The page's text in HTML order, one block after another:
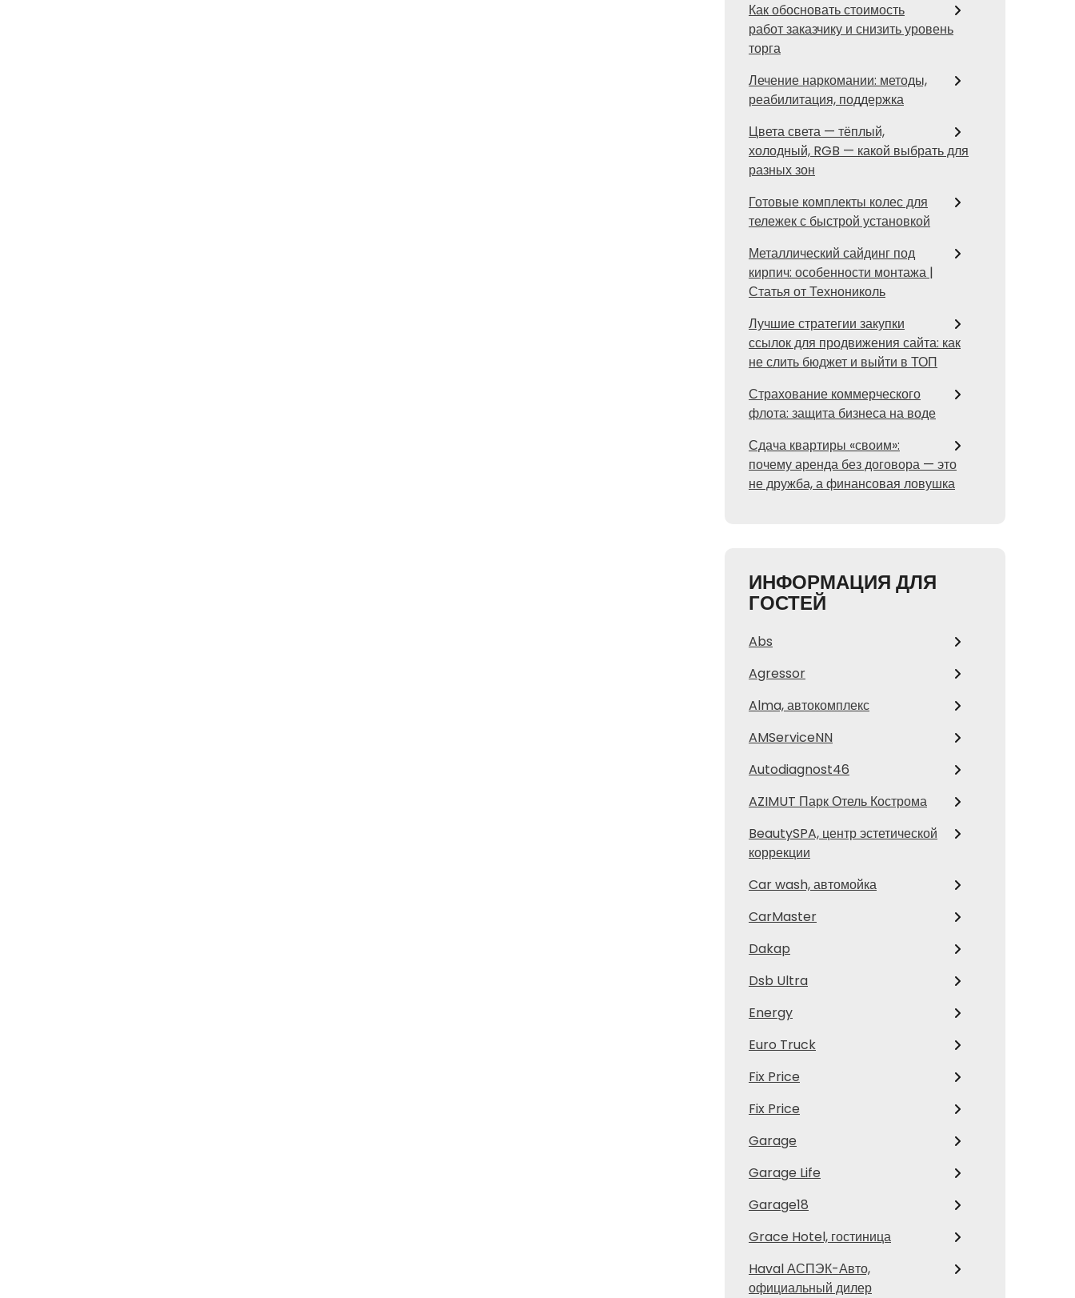
Как обосновать стоимость
работ заказчику и снизить уровень
торга
Лечение наркомании: методы,
реабилитация, поддержка
Цвета света — тёплый,
холодный, RGB — какой выбрать для
разных зон
Готовые комплекты колес для
тележек с быстрой установкой
Металлический сайдинг под
кирпич: особенности монтажа |
Статья от Технониколь
Лучшие стратегии закупки
ссылок для продвижения сайта: как
не слить бюджет и выйти в ТОП
Страхование коммерческого
флота: защита бизнеса на воде
Сдача квартиры «своим»:
почему аренда без договора — это
не дружба, а финансовая ловушка
ИНФОРМАЦИЯ ДЛЯ
ГОСТЕЙ
Abs
Agressor
Alma, автокомплекс
AMServiceNN
Autodiagnost46
AZIMUT Парк Отель Кострома
BeautySPA, центр эстетической
коррекции
Car wash, автомойка
CarMaster
Dakap
Dsb Ultra
Energy
Euro Truck
Fix Price
Fix Price
Garage
Garage Life
Garage18
Grace Hotel, гостиница
Haval АСПЭК-Авто,
официальный дилер